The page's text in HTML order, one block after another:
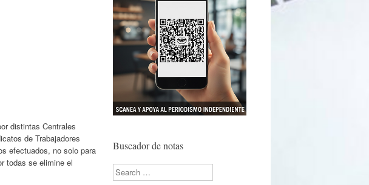
distintas Centrales
de Trabajadores
efectuados, no solo para
todas se elimine el
Buscador de notas
Search